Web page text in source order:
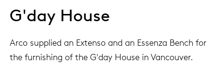
G'day House
Arco supplied an Extenso and an Essenza Bench for
the furnishing of the G'day House in Vancouver.